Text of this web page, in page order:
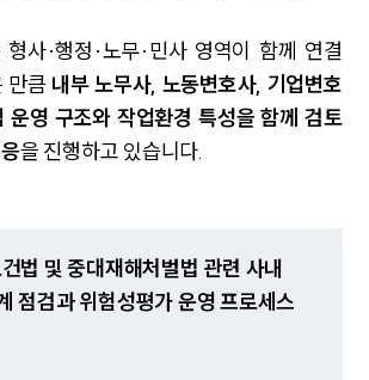
SERVICES
기업법무그룹 업무
전체
기업전문변호사
사·행정·노무·민사 영역이 함께 연결
만큼 내부 노무사, 노동변호사, 기업변호
운영 구조와 작업환경 특성을 함께 검토
을 진행하고 있습니다.
법 및 중대재해처벌법 관련 사내
점검과 위험성평가 운영 프로세스